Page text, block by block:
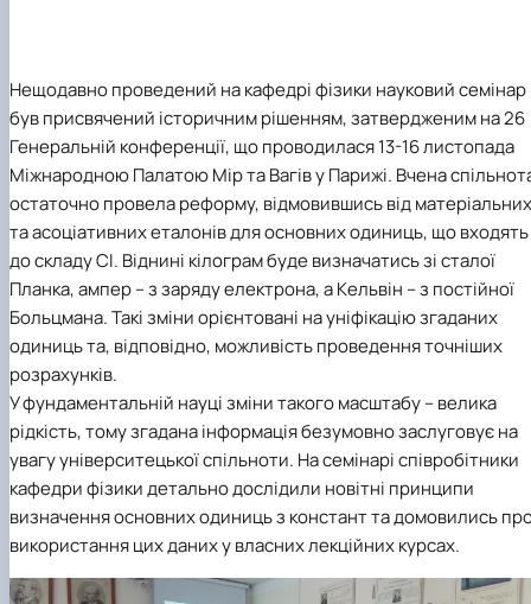
Нещодавно проведений на кафедрі фізики науковий семінар
був присвячений історичним рішенням, затвердженим на 26
Генеральній конференції, що проводилася 13-16 листопада
Міжнародною Палатою Мір та Вагів у Парижі. Вчена
остаточно провела реформу, відмовившись від матеріальних
та асоціативних еталонів для основних одиниць, що входять
до складу СІ. Віднині кілограм буде визначатись зі сталої
Планка, ампер – з заряду електрона, а Кельвін – з постійної
Больцмана. Такі зміни орієнтовані на уніфікацію згаданих
одиниць та, відповідно, можливість проведення точніших
розрахунків.
У фундаментальній науці зміни такого масштабу – велика
рідкість, тому згадана інформація безумовно заслуговує на
увагу університецької спільноти. На семінарі співробітники
кафедри фізики детально дослідили новітні принципи
визначення основних одиниць з констант та домовились
використання цих даних у власних лекційних курсах.